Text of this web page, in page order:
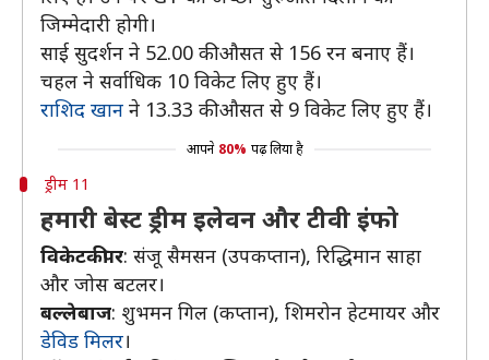
जिम्मेदारी होगी।
साई सुदर्शन ने 52.00 की औसत से 156 रन बनाए हैं।
चहल ने सर्वाधिक 10 विकेट लिए हुए हैं।
राशिद खान ने 13.33 की औसत से 9 विकेट लिए हुए हैं।
आपने 80% पढ़ लिया है
ड्रीम 11
हमारी बेस्ट ड्रीम इलेवन और टीवी इंफो
विकेटकीपर: संजू सैमसन (उपकप्तान), रिद्धिमान साहा
और जोस बटलर।
बल्लेबाज: शुभमन गिल (कप्तान), शिमरोन हेटमायर और
डेविड मिलर।